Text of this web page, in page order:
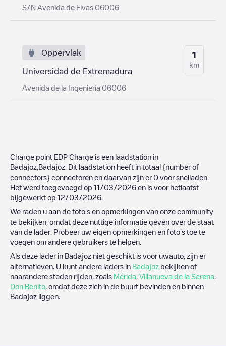
S/N Avenida de Elvas 06006
Oppervlak
Universidad de Extremadura
Avenida de la Ingeniería 06006
1
km
Charge point EDP Charge is een laadstation in
Badajoz Badajoz . Dit laadstation heeft in totaal {number of
connectors} connectoren en daarvan zijn er 0 voor snelladen.
Het werd toegevoegd op 11/03/2026 en is voor hetlaatst
bijgewerkt op 12/03/2026
We raden u aan de foto's en opmerkingen van onze community
te bekijken, omdat deze nuttige informatie geven over de staat
van de lader. Probeer uw eigen opmerkingen en foto's toe te
voegen om andere gebruikers te helpen.
Als deze lader in Badajoz niet geschikt is voor uwauto, zijn er
alternatieven. U kunt andere laders in Badajoz bekijken of
naarandere steden rijden, zoals Mérida Villanueva de la Serena
Don Benito , omdat deze zich in de buurt bevinden en binnen
Badajoz liggen.